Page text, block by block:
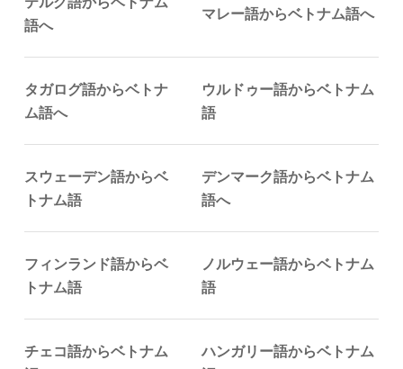
語へ
マレー語からベトナム語へ
タガログ語からベトナ
ム語へ
ウルドゥー語からベトナム
語
スウェーデン語からベ
トナム語
デンマーク語からベトナム
語へ
フィンランド語からベ
トナム語
ノルウェー語からベトナム
語
チェコ語からベトナム
ハンガリー語からベトナム